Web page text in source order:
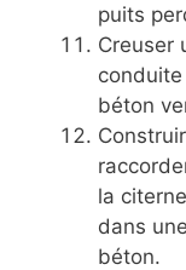
puits
Creuser
béton
la
dans
béton.